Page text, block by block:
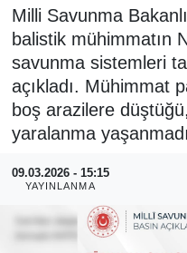
Milli Savunma
balistik mühimmatın
savunma sistemleri
açıkladı. Mühimmat
boş arazilere
yaralanma
09.03.2026 - 15:15
YAYINLANMA
SPOR
ASAYİŞ
RESMİ REKLAM
Son Dakika
Haber Arşivi